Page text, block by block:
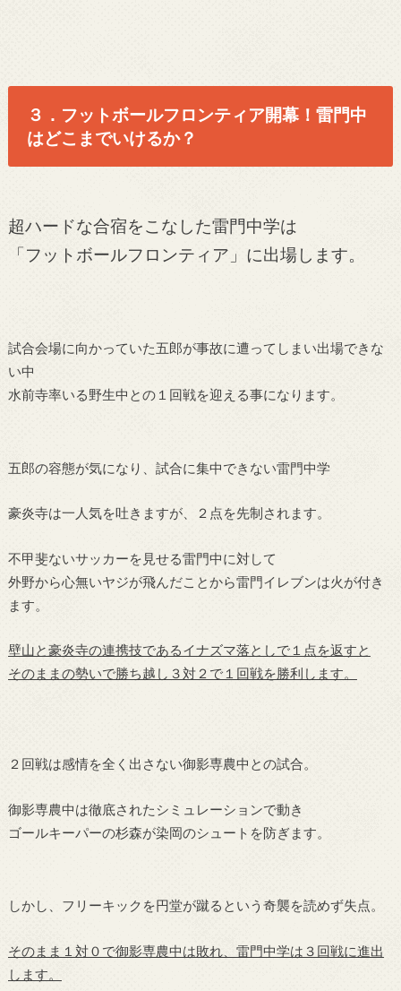
３．フットボールフロンティア開幕！雷門中
はどこまでいけるか？
超ハードな合宿をこなした雷門中学は
「フットボールフロンティア」に出場します。
試合会場に向かっていた五郎が事故に遭ってしまい出場できな
い中
水前寺率いる野生中との１回戦を迎える事になります。
五郎の容態が気になり、試合に集中できない雷門中学
豪炎寺は一人気を吐きますが、２点を先制されます。
不甲斐ないサッカーを見せる雷門中に対して
外野から心無いヤジが飛んだことから雷門イレブンは火が付き
ます。
壁山と豪炎寺の連携技であるイナズマ落としで１点を返すと
そのままの勢いで勝ち越し３対２で１回戦を勝利します。
２回戦は感情を全く出さない御影専農中との試合。
御影専農中は徹底されたシミュレーションで動き
ゴールキーパーの杉森が染岡のシュートを防ぎます。
しかし、フリーキックを円堂が蹴るという奇襲を読めず失点。
そのまま１対０で御影専農中は敗れ、雷門中学は３回戦に進出
します。